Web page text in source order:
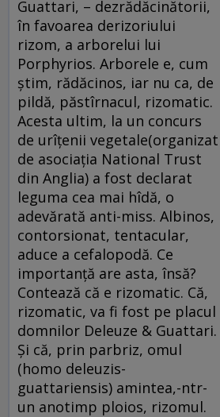
Guattari, – dezrădăcinătorii,
în favoarea derizoriului
rizom, a arborelui lui
Porphyrios. Arborele e, cum
ştim, rădăcinos, iar nu ca, de
pildă, păstîrnacul, rizomatic.
Acesta ultim, la un concurs
de urîţenii vegetale(organizat
de asociaţia National Trust
din Anglia) a fost declarat
leguma cea mai hîdă, o
adevărată anti-miss. Albinos,
contorsionat, tentacular,
aduce a cefalopodă. Ce
importanţă are asta, însă?
Contează că e rizomatic. Că,
rizomatic, va fi fost pe placul
domnilor Deleuze & Guattari.
Şi că, prin parbriz, omul
(homo deleuzis-
guattariensis) amintea,-ntr-
un anotimp ploios, rizomul.